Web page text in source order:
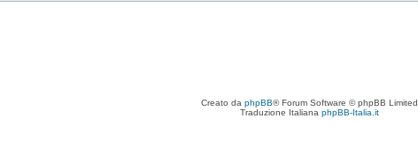
Creato da phpBB® Forum Software © phpBB Limited
Traduzione Italiana phpBB-Italia.it